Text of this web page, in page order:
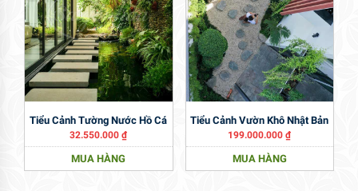
Tiểu Cảnh Tường Nước Hồ Cá
32.550.000₫
MUA HÀNG
Tiểu Cảnh Vườn Khô Nhật Bản
199.000.000₫
MUA HÀNG